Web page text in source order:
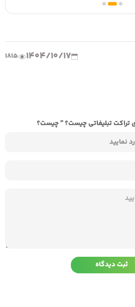
1404/10/17
1815
تراکت تبلیغاتی چیست؟ " چیست؟